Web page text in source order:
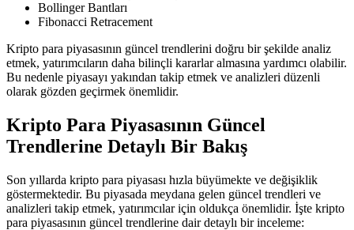
Bollinger Bantları
Fibonacci Retracement
Kripto para piyasasının güncel trendlerini doğru bir şekilde analiz
etmek, yatırımcıların daha bilinçli kararlar almasına yardımcı olabilir.
Bu nedenle piyasayı yakından takip etmek ve analizleri düzenli
olarak gözden geçirmek önemlidir.
Kripto Para Piyasasının Güncel
Trendlerine Detaylı Bir Bakış
Son yıllarda kripto para piyasası hızla büyümekte ve değişiklik
göstermektedir. Bu piyasada meydana gelen güncel trendleri ve
analizleri takip etmek, yatırımcılar için oldukça önemlidir. İşte kripto
para piyasasının güncel trendlerine dair detaylı bir inceleme: